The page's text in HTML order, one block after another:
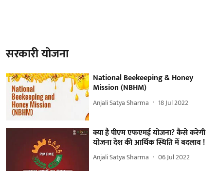
सरकारी योजना
National Beekeeping & Honey
Mission (NBHM)
Anjali Satya Sharma 18 Jul 2022
क्या है पीएम एफएमई योजना? कैसे करेगी
योजना देश की आर्थिक स्थिति में बदलाव !
Anjali Satya Sharma 06 Jul 2022